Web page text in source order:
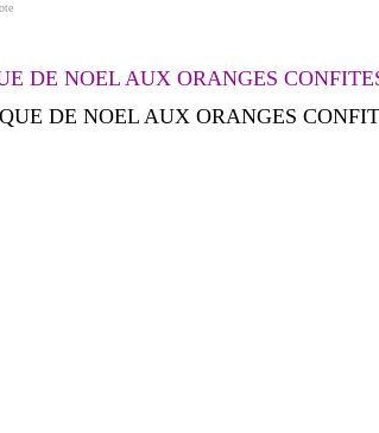
DE NOEL AUX ORANGES